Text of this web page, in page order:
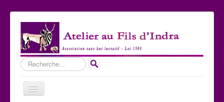
Rechercher
Basculer
la